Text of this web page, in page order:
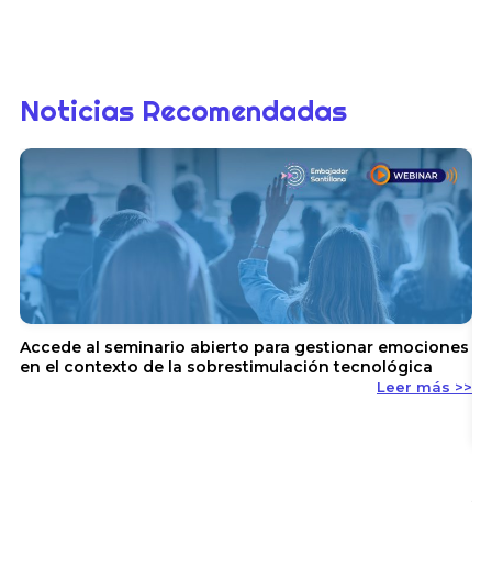
Noticias Recomendadas
Accede al seminario abierto para gestionar emociones
en el contexto de la sobrestimulación tecnológica
Leer más >>